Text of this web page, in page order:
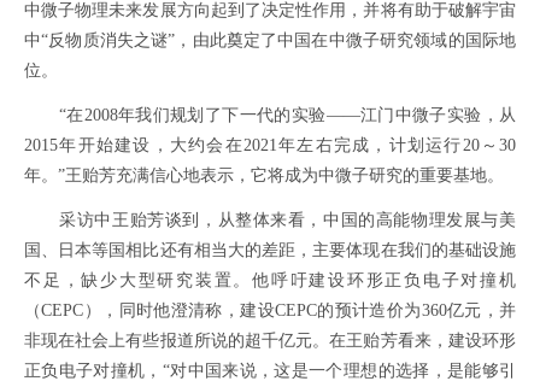
中微子物理未来发展方向起到了决定性作用，并将有助于破解宇宙
中“反物质消失之谜”，由此奠定了中国在中微子研究领域的国际地
位。
“在2008年我们规划了下一代的实验——江门中微子实验，从
2015年开始建设，大约会在2021年左右完成，计划运行20～30
年。”王贻芳充满信心地表示，它将成为中微子研究的重要基地。
采访中王贻芳谈到，从整体来看，中国的高能物理发展与美
国、日本等国相比还有相当大的差距，主要体现在我们的基础设施
不足，缺少大型研究装置。他呼吁建设环形正负电子对撞机
（CEPC），同时他澄清称，建设CEPC的预计造价为360亿元，并
非现在社会上有些报道所说的超千亿元。在王贻芳看来，建设环形
正负电子对撞机，“对中国来说，这是一个理想的选择，是能够引